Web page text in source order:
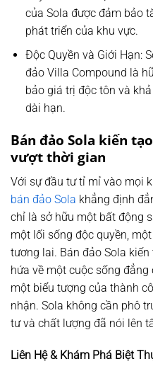
của Sola được đảm bảo
phát triển của khu vực.
Độc Quyền và Giới Hạn:
đảo Villa Compound là
bảo giá trị độc tôn và
dài hạn.
Bán đảo Sola kiến
vượt thời gian
Với sự đầu tư tỉ mỉ vào mọi
bán đảo Sola khẳng định
chỉ là sở hữu một bất động
một lối sống độc quyền,
tương lai. Bán đảo Sola
hứa về một cuộc sống đẳng
một biểu tượng của thành
nhận. Sola không cần phô
tư và chất lượng đã nói lên
Liên Hệ & Khám Phá Biệt